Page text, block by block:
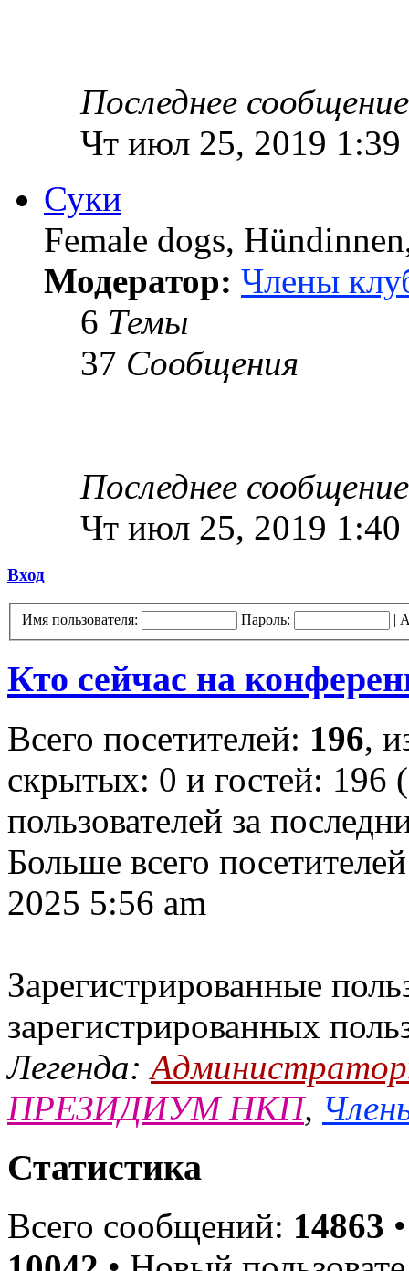
Последнее сообщение
Чт июл 25, 2019 1:39
Суки
Female dogs,
Модератор: Члены
6 Темы
37 Сообщения
Последнее сообщение
Чт июл 25, 2019 1:40
Вход
Имя пользователя: Пароль: |
Кто сейчас на
Всего посетителей: 196,
скрытых: 0 и гостей: 196
пользователей за
Больше всего
2025 5:56 am
Зарегистрированные
зарегистрированных
Легенда:
ПРЕЗИДИУМ НКП,
Статистика
Всего сообщений: 14863